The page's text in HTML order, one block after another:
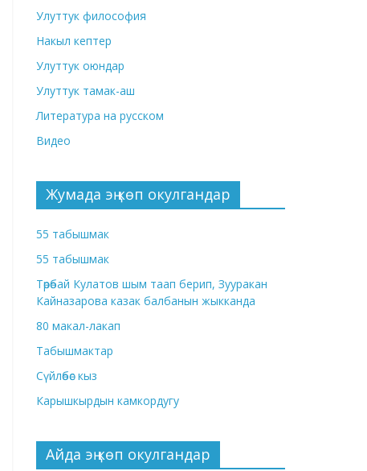
Улуттук философия
Накыл кептер
Улуттук оюндар
Улуттук тамак-аш
Литература на русском
Видео
Жумада эң көп окулгандар
55 табышмак
55 табышмак
Төрөбай Кулатов шым таап берип, Зууракан
Кайназарова казак балбанын жыкканда
80 макал-лакап
Табышмактар
Сүйлөбөс кыз
Карышкырдын камкордугу
Айда эң көп окулгандар